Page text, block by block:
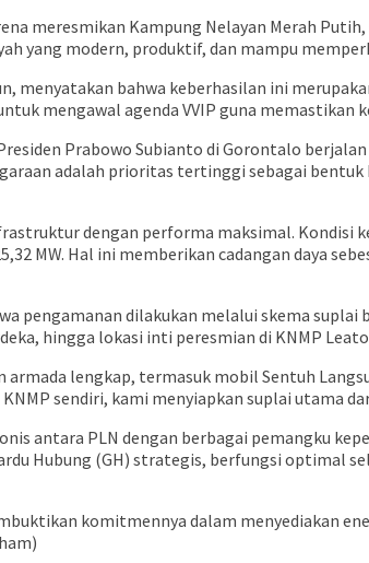
meresmikan Kampung Nelayan Merah
yang modern, produktif, dan mampu
menyatakan bahwa keberhasilan ini
mengawal agenda VVIP guna memastikan
Prabowo Subianto di Gorontalo
adalah prioritas tertinggi sebagai
dengan performa maksimal. Kondisi
MW. Hal ini memberikan cadangan daya
pengamanan dilakukan melalui skema
hingga lokasi inti peresmian di KNMP
lengkap, termasuk mobil Sentuh
sendiri, kami menyiapkan suplai utama
antara PLN dengan berbagai pemangku
Hubung (GH) strategis, berfungsi optimal
komitmennya dalam menyediakan